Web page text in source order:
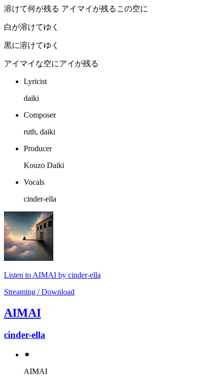
溶けて何が残る アイマイが残るこの空に
白が溶けてゆく
黒に溶けてゆく
アイマイな空にアイが残る
Lyricist
daiki
Composer
ruth, daiki
Producer
Kouzo Daiki
Vocals
cinder-ella
Listen to AIMAI by cinder-ella
Streaming / Download
AIMAI
cinder-ella
⚫︎
AIMAI